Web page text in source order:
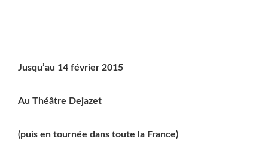
Jusqu’au 14 février 2015
Au Théâtre Dejazet
(puis en tournée dans toute la France)